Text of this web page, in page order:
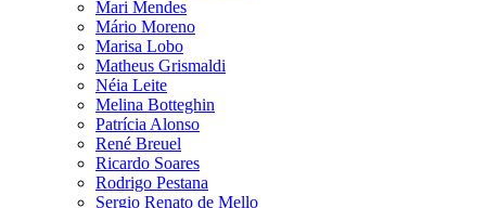
Mari Mendes
Mário Moreno
Marisa Lobo
Matheus Grismaldi
Néia Leite
Melina Botteghin
Patrícia Alonso
René Breuel
Ricardo Soares
Rodrigo Pestana
Sergio Renato de Mello